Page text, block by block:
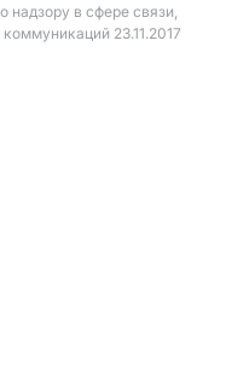
надзору в сфере связи,
23.11.2017